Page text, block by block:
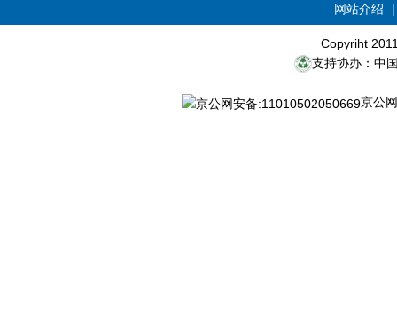
网站介绍
Copyriht
支持协办：中
京公